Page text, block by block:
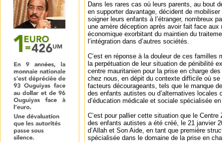
Dans les rares cas où leurs parents, au bout
en supporter davantage, décident de
soigner leurs enfants à l’étranger, nombreux
une amère déception après avoir fait face
économique exorbitant du maintien du
l’intégration dans d’autres sociétés.
C’est en réponse à la douleur de ces familles
la perpétuation de leur situation de pénibilité
centre mauritanien pour la prise en charge
chez nous, en dépit du contexte difficile où se
facteurs décourageants, tels que le manque
des enfants autistes ou d’alternatives locales
d’éducation médicale et sociale spécialisée
C’est pour pallier cette situation que le
des enfants autistes a été créé, le 21 janvier
d’Allah et Son Aide, en tant que première
spécialisée dans le domaine de la prise en